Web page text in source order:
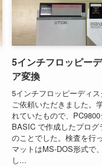
5インチフロッピー
ア変換
5インチフロッピーディ
ご依頼いただきました。
れていたもので、
BASIC で作成したプログ
のことでした。検査を行
マットはMS-DOS形式で
し...